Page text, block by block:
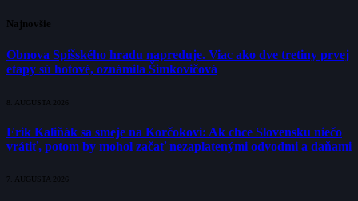
Najnovšie
Obnova Spišského hradu napreduje. Viac ako dve tretiny prvej
etapy sú hotové, oznámila Šimkovičová
8. AUGUSTA 2026
Erik Kaliňák sa smeje na Korčokovi: Ak chce Slovensku niečo
vrátiť, potom by mohol začať nezaplatenými odvodmi a daňami
7. AUGUSTA 2026